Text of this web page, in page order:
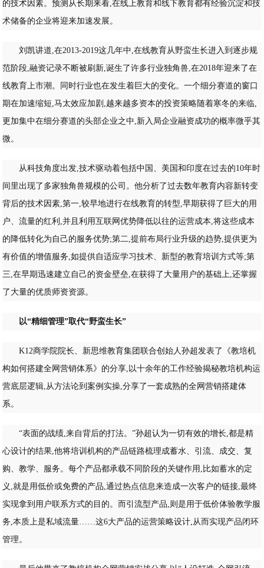
的技术因素。预测从长期来看,在线上教育和线下教育都有经验沉淀和技
术储备的企业将迎来加速发展。
刘凯讲道,在2013-2019这几年中,在线教育从野蛮生长进入到逐步规
范阶段,融资记录不断被刷新,诞生了许多行业独角兽,在2018年迎来了在
线教育上市潮。同时行业也在发生着巨大的变化。一个细分赛道的窗口
期在加速缩短,马太效应加剧,越来越多资本的投资策略随着寒冬的来临,
更加集中在细分赛道的头部企业之中,新入局企业融资成功的概率微乎其
微。
从科技角度出发,技术驱动着包括中国、美国和印度在过去的10年时
间里出现了多家独角兽规模的公司。他分析了过去数年教育内容新转变
背后的技术因素,第一,较早地进行在线教育的转型,早期获得了巨大的用
户、流量的红利,并且利用互联网优势降低以往的运营成本,将这些成本
的降低转化为自己的服务优势;第二,提前布局行业升级的趋势,提供更为
有价值的增值服务,如提供自适应学习技术、新型的教育培训方式等;第
三,在早期迅速建立自己的资金壁垒,在获得了大量用户的基础上,还掌握
了大量的优质师资资源。
以“精细管理”取代“野蛮生长”
K12商学院院长、新思维教育集团联合创始人孙超发表了《教培机
构如何搭建全网营销体系》的分享,以十余年的工作经验揭秘教培机构运
营底层逻辑,从方法论到案例实操,分享了一套成熟的全网营销搭建体
系。
“表面的战绩,来自背后的打法。”孙超认为一切有效的增长,都是精
心设计的结果,他将培训机构的产品链路梳理成蓄水、引流、成交、复
购、教学、服务。每个产品都承载不同阶段的关键作用,比如蓄水的定
义,就是用低价或免费的产品,通过热点信息来造成一次客户的链接,最终
实现拿到用户联系方式的目的。而引流型产品,则是用于低价体验教学服
务,本质上是私域流量……这6大产品的运营策略设计,从而实现产品闭环
管理。